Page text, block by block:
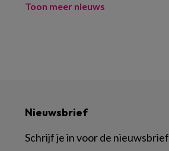
Toon meer nieuws
Nieuwsbrief
Schrijf je in voor de nieuwsbrief